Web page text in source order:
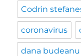
Codrin
coronavirus
dana budeanu